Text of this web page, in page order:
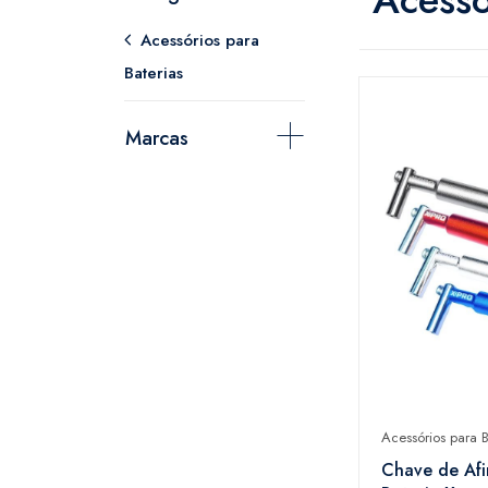
Acessórios para
Baterias
Marcas
Acessórios para
Chave de